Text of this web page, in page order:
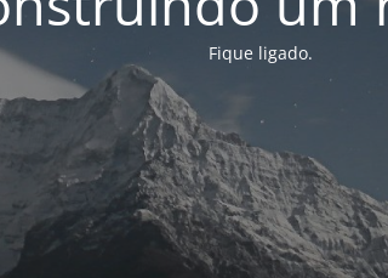
Fique ligado.